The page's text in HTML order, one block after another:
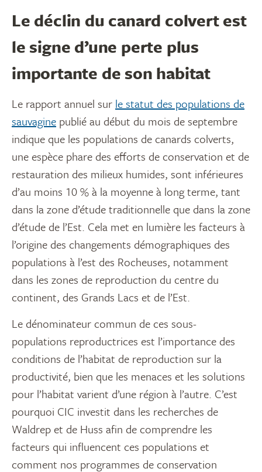
Le déclin du canard colvert est
le signe d’une perte plus
importante de son habitat
Le rapport annuel sur le statut des populations de
sauvagine publié au début du mois de septembre
indique que les populations de canards colverts,
une espèce phare des efforts de conservation et de
restauration des milieux humides, sont inférieures
d’au moins 10 % à la moyenne à long terme, tant
dans la zone d’étude traditionnelle que dans la zone
d’étude de l’Est. Cela met en lumière les facteurs à
l’origine des changements démographiques des
populations à l’est des Rocheuses, notamment
dans les zones de reproduction du centre du
continent, des Grands Lacs et de l’Est.
Le dénominateur commun de ces sous-
populations reproductrices est l’importance des
conditions de l’habitat de reproduction sur la
productivité, bien que les menaces et les solutions
pour l’habitat varient d’une région à l’autre. C’est
pourquoi CIC investit dans les recherches de
Waldrep et de Huss afin de comprendre les
facteurs qui influencent ces populations et
comment nos programmes de conservation